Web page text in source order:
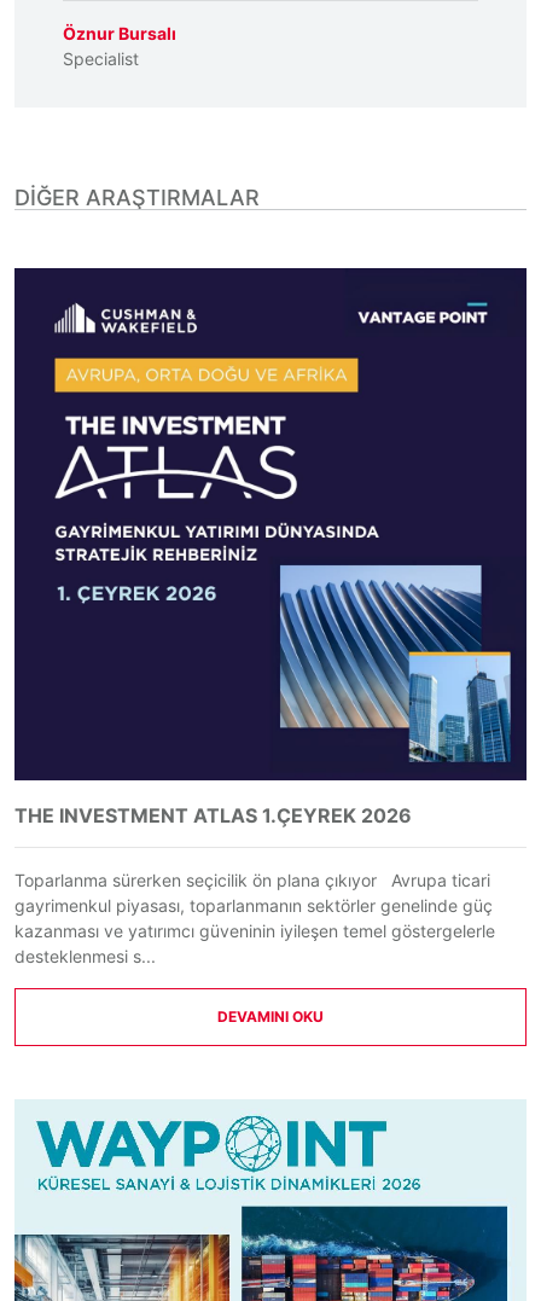
Öznur Bursalı
Specialist
DIĞER ARAŞTIRMALAR
THE INVESTMENT ATLAS 1.ÇEYREK 2026
Toparlanma sürerken seçicilik ön plana çıkıyor Avrupa ticari
gayrimenkul piyasası, toparlanmanın sektörler genelinde güç
kazanması ve yatırımcı güveninin iyileşen temel göstergelerle
desteklenmesi s...
DEVAMINI OKU